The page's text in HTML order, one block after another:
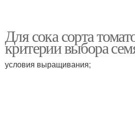
Для сока сорта
критерии выбора
условия выращивания;